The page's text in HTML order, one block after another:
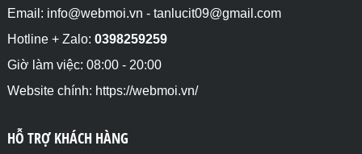
Email: info@webmoi.vn - tanlucit09@gmail.com
Hotline + Zalo: 0398259259
Giờ làm việc: 08:00 - 20:00
Website chính: https://webmoi.vn/
HỖ TRỢ KHÁCH HÀNG